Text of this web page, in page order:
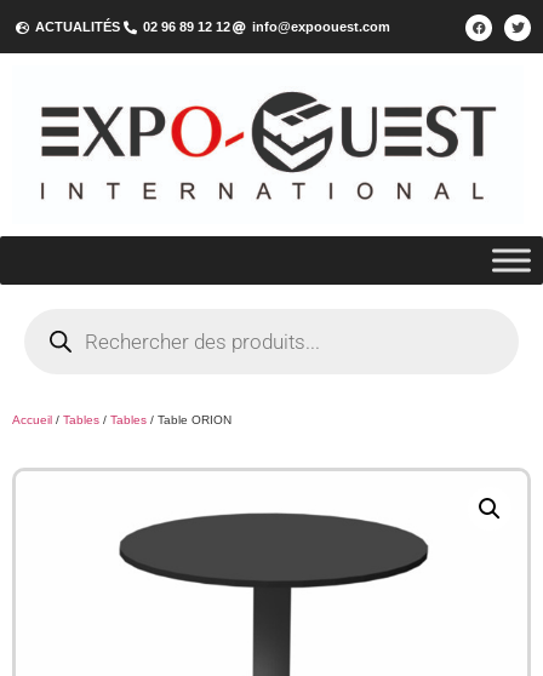
ACTUALITÉS 02 96 89 12 12 info@expoouest.com
Accueil / Tables / Tables / Table ORION